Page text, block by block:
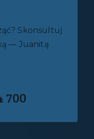
Skonsultuj
— Juanitą
700